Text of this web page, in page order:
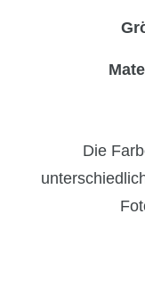
Die